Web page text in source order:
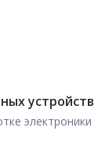
устройств
электроники